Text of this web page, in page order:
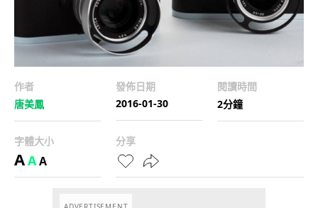
作者
唐美鳳
發佈日期
2016-01-30
閱讀時間
2分鐘
字體大小
AAA
分享